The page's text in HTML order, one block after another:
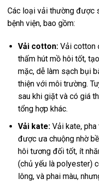
Các loại vải thường được
bệnh viện, bao gồm:
Vải cotton:Vải cotton
thấm hút mồ hôi tốt,
mặc, dễ làm sạch bụi
thiện với môi trường.
sau khi giặt và có giá
tổng hợp khác.
Vải kate:Vải kate, pha
được ưa chuộng nhờ
hôi tương đối tốt, ít
(chủ yếu là polyester)
lông, và phai màu,